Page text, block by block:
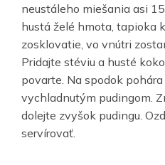
neustáleho miešania asi
hustá želé hmota, tapioka
zosklovatie, vo vnútri
Pridajte stéviu a husté
povarte. Na spodok
vychladnutým pudingom.
dolejte zvyšok pudingu.
servírovať.